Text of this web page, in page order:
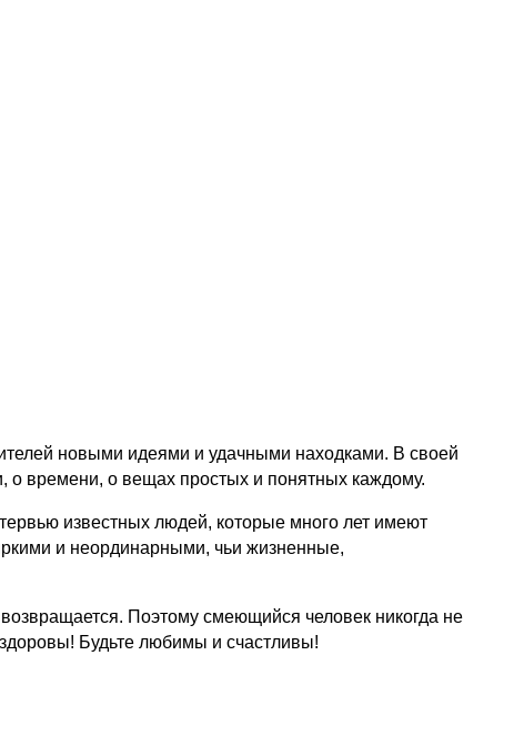
новыми идеями и удачными находками. В своей
о времени, о вещах простых и понятных каждому.
известных людей, которые много лет имеют
и неординарными, чьи жизненные,
Поэтому смеющийся человек никогда не
Будьте любимы и счастливы!